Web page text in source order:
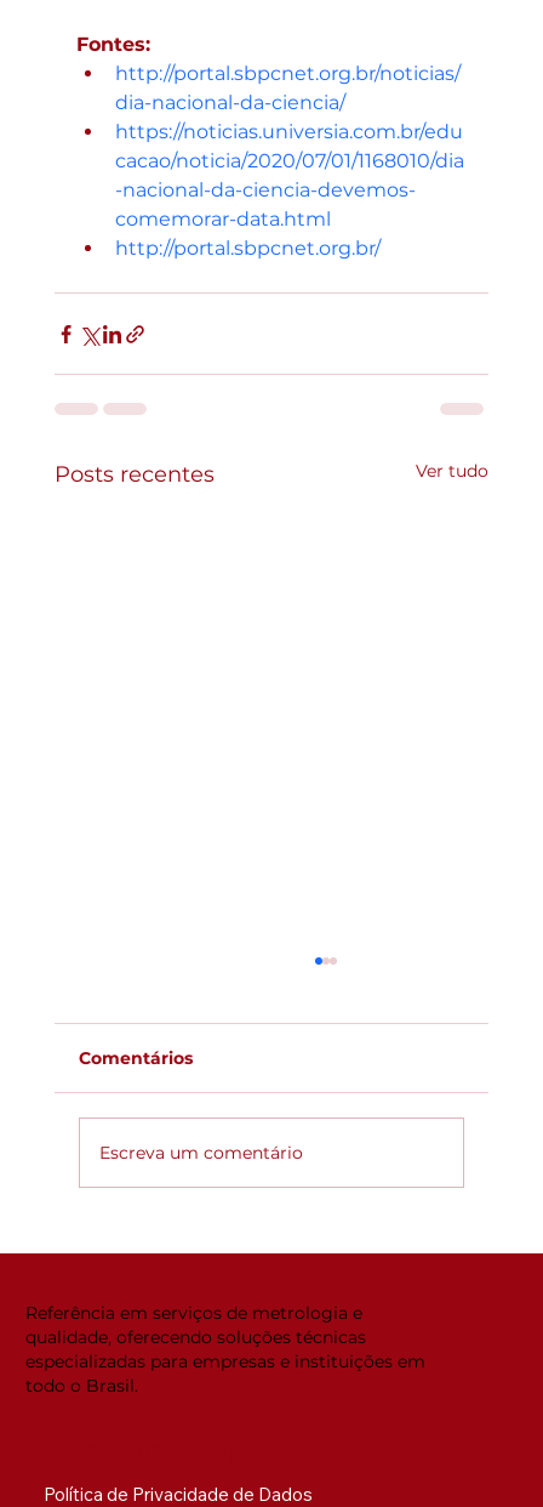
Fontes:
http://portal.sbpcnet.org.br/noticias/
dia-nacional-da-ciencia/
https://noticias.universia.com.br/edu
cacao/noticia/2020/07/01/1168010/dia
-nacional-da-ciencia-devemos-
comemorar-data.html
http://portal.sbpcnet.org.br/
Posts recentes Ver tudo
Comentários
Escreva um comentário
Referência em serviços de metrologia e
qualidade, oferecendo soluções técnicas
especializadas para empresas e instituições em
todo o Brasil.
Política de Privacidade de Dados